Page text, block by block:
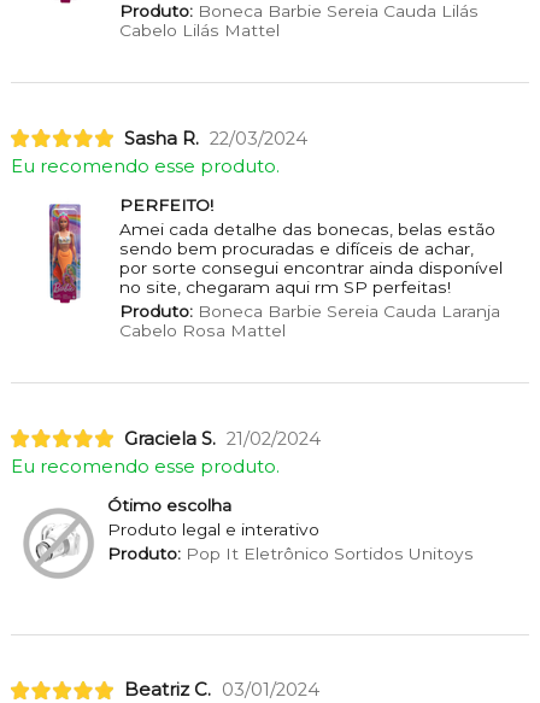
Produto:Boneca Barbie Sereia Cauda Lilás
Cabelo Lilás Mattel
Sasha R. 22/03/2024
Eu recomendo esse produto.
PERFEITO!
Amei cada detalhe das bonecas, belas estão
sendo bem procuradas e difíceis de achar,
por sorte consegui encontrar ainda disponível
no site, chegaram aqui rm SP perfeitas!
Produto:Boneca Barbie Sereia Cauda Laranja
Cabelo Rosa Mattel
Graciela S. 21/02/2024
Eu recomendo esse produto.
Ótimo escolha
Produto legal e interativo
Produto:Pop It Eletrônico Sortidos Unitoys
Beatriz C. 03/01/2024